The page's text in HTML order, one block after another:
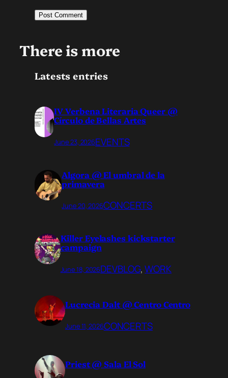
There is more
Latests entries
IV Verbena Literaria Queer @
Círculo de Bellas Artes
June 23, 2026EVENTS
Algora @ El umbral de la
primavera
June 20, 2026CONCERTS
Killer Eyelashes kickstarter
campaign
June 18, 2026DEVBLOG, WORK
Lucrecia Dalt @ Centro Centro
June 11, 2026CONCERTS
Priest @ Sala El Sol